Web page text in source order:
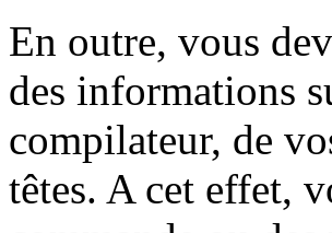
En outre, vous
des informations
compilateur, de
têtes. A cet effet,